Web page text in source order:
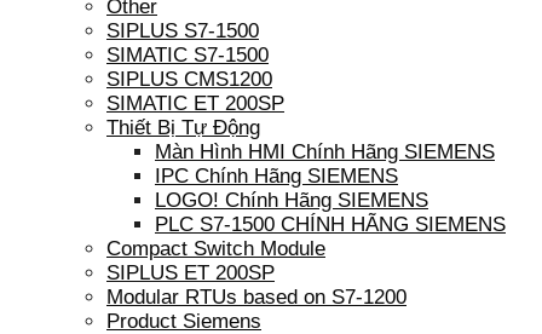
Other
SIPLUS S7-1500
SIMATIC S7-1500
SIPLUS CMS1200
SIMATIC ET 200SP
Thiết Bị Tự Động
Màn Hình HMI Chính Hãng SIEMENS
IPC Chính Hãng SIEMENS
LOGO! Chính Hãng SIEMENS
PLC S7-1500 CHÍNH HÃNG SIEMENS
Compact Switch Module
SIPLUS ET 200SP
Modular RTUs based on S7-1200
Product Siemens